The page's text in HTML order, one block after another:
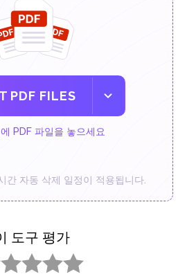
PDF FILES
PDF 파일을 놓으세요
간 자동 삭제 일정이 적용됩니다.
도구 평가